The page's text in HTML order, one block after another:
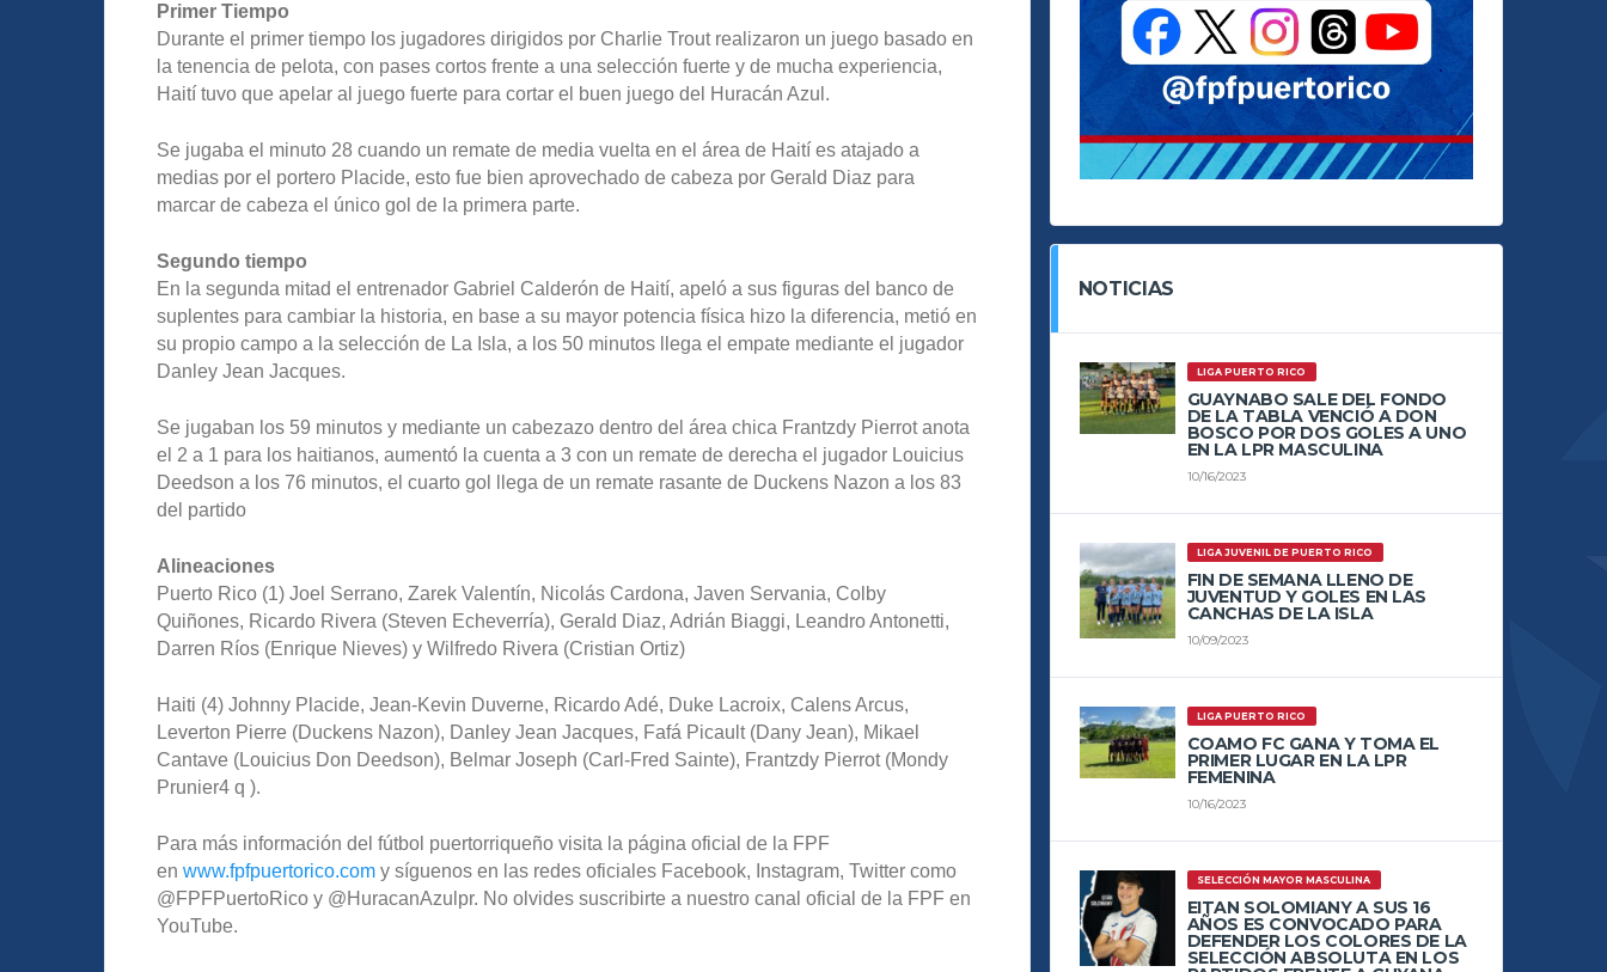
Primer Tiempo
Durante el primer tiempo los jugadores dirigidos por Charlie Trout realizaron un juego basado en
la tenencia de pelota, con pases cortos frente a una selección fuerte y de mucha experiencia,
Haití tuvo que apelar al juego fuerte para cortar el buen juego del Huracán Azul.
Se jugaba el minuto 28 cuando un remate de media vuelta en el área de Haití es atajado a
medias por el portero Placide, esto fue bien aprovechado de cabeza por Gerald Diaz para
marcar de cabeza el único gol de la primera parte.
Segundo tiempo
En la segunda mitad el entrenador Gabriel Calderón de Haití, apeló a sus figuras del banco de
suplentes para cambiar la historia, en base a su mayor potencia física hizo la diferencia, metió en
su propio campo a la selección de La Isla, a los 50 minutos llega el empate mediante el jugador
Danley Jean Jacques.
Se jugaban los 59 minutos y mediante un cabezazo dentro del área chica Frantzdy Pierrot anota
el 2 a 1 para los haitianos, aumentó la cuenta a 3 con un remate de derecha el jugador Louicius
Deedson a los 76 minutos, el cuarto gol llega de un remate rasante de Duckens Nazon a los 83
del partido
Alineaciones
Puerto Rico (1) Joel Serrano, Zarek Valentín, Nicolás Cardona, Javen Servania, Colby
Quiñones, Ricardo Rivera (Steven Echeverría), Gerald Diaz, Adrián Biaggi, Leandro Antonetti,
Darren Ríos (Enrique Nieves) y Wilfredo Rivera (Cristian Ortiz)
Haiti (4) Johnny Placide, Jean-Kevin Duverne, Ricardo Adé, Duke Lacroix, Calens Arcus,
Leverton Pierre (Duckens Nazon), Danley Jean Jacques, Fafá Picault (Dany Jean), Mikael
Cantave (Louicius Don Deedson), Belmar Joseph (Carl-Fred Sainte), Frantzdy Pierrot (Mondy
Prunier4 q ).
Para más información del fútbol puertorriqueño visita la página oficial de la FPF
en www.fpfpuertorico.com y síguenos en las redes oficiales Facebook, Instagram, Twitter como
@FPFPuertoRico y @HuracanAzulpr. No olvides suscribirte a nuestro canal oficial de la FPF en
YouTube.
NOTICIAS
LIGA PUERTO RICO
GUAYNABO SALE DEL FONDO
DE LA TABLA VENCIÓ A DON
BOSCO POR DOS GOLES A UNO
EN LA LPR MASCULINA
10/16/2023
LIGA JUVENIL DE PUERTO RICO
FIN DE SEMANA LLENO DE
JUVENTUD Y GOLES EN LAS
CANCHAS DE LA ISLA
10/09/2023
LIGA PUERTO RICO
COAMO FC GANA Y TOMA EL
PRIMER LUGAR EN LA LPR
FEMENINA
10/16/2023
SELECCIÓN MAYOR MASCULINA
EITAN SOLOMIANY A SUS 16
AÑOS ES CONVOCADO PARA
DEFENDER LOS COLORES DE LA
SELECCIÓN ABSOLUTA EN LOS